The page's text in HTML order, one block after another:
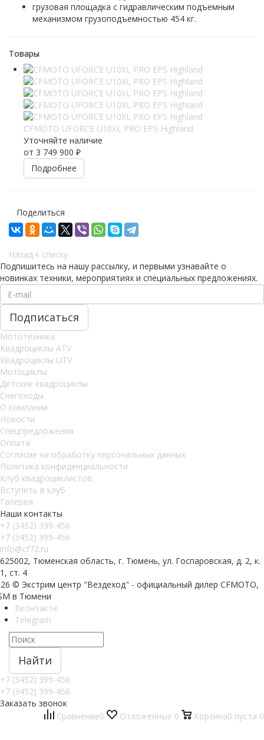
грузовая площадка с гидравлическим подъемным
механизмом грузоподъемностью 454 кг.
Товары
CFMOTO UFORCE U10XL PRO EPS Highland
Уточняйте наличие
от 3 749 900 ₽
Подробнее
Поделиться
Назад к списку
Подпишитесь на нашу рассылку, и первыми узнавайте о
новинках техники, мероприятиях и специальных предложениях.
Мототехника
Квадроциклы ATV
Квадроциклы UTV
Мотоциклы
Детские квадроциклы
Снегоходы
О компании
Новости
Спецпредложения
Оплата
Согласие на обработку персональных данных
Политика конфиденциальности
Клуб квадроциклистов
Вступить в клуб
Галерея
Наши контакты
+7 (3452) 399-456
+7 (3452) 399-456
info@cf72.ru
625002, Тюменская область, г. Тюмень, ул. Госпаровская, д. 2, к.
1, ст. 4
© Экстрим центр "Вездеход" - официальный дилер CFMOTO,
в Тюмени
Вконтакте
Telegram
Найти
+7 (3452) 399-456
+7 (3452) 399-456
Заказать звонок
Сравнение0 Отложенные 0 Корзина0 пуста 0